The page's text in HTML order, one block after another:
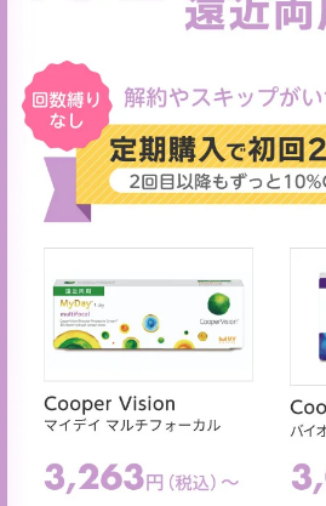
ご利用ありがとうございました。
次回のご利用をお待ちしております。